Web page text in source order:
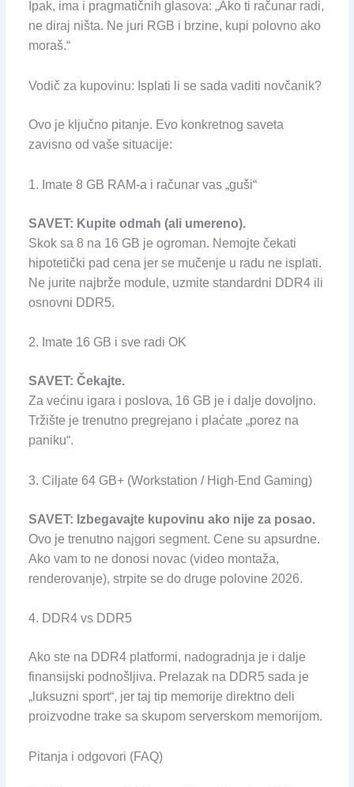
Ipak, ima i pragmatičnih glasova: „Ako ti računar radi,
ne diraj ništa. Ne juri RGB i brzine, kupi polovno ako
moraš.“
Vodič za kupovinu: Isplati li se sada vaditi novčanik?
Ovo je ključno pitanje. Evo konkretnog saveta
zavisno od vaše situacije:
1. Imate 8 GB RAM-a i računar vas „guši“
SAVET: Kupite odmah (ali umereno).
Skok sa 8 na 16 GB je ogroman. Nemojte čekati
hipotetički pad cena jer se mučenje u radu ne isplati.
Ne jurite najbrže module, uzmite standardni DDR4 ili
osnovni DDR5.
2. Imate 16 GB i sve radi OK
SAVET: Čekajte.
Za većinu igara i poslova, 16 GB je i dalje dovoljno.
Tržište je trenutno pregrejano i plaćate „porez na
paniku“.
3. Ciljate 64 GB+ (Workstation / High-End Gaming)
SAVET: Izbegavajte kupovinu ako nije za posao.
Ovo je trenutno najgori segment. Cene su apsurdne.
Ako vam to ne donosi novac (video montaža,
renderovanje), strpite se do druge polovine 2026.
4. DDR4 vs DDR5
Ako ste na DDR4 platformi, nadogradnja je i dalje
finansijski podnošljiva. Prelazak na DDR5 sada je
„luksuzni sport“, jer taj tip memorije direktno deli
proizvodne trake sa skupom serverskom memorijom.
Pitanja i odgovori (FAQ)